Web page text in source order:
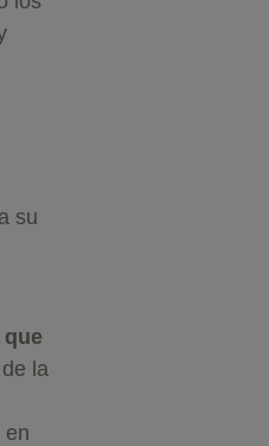
su
la
en